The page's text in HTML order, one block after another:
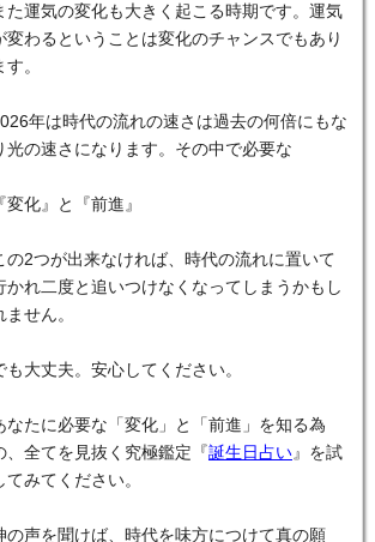
た運気の変化も大きく起こる時期です。運気
変わるということは変化のチャンスでもあり
す。
年は時代の流れの速さは過去の何倍にもな
光の速さになります。その中で必要な
『変化』と『前進』
の2つが出来なければ、時代の流れに置いて
かれ二度と追いつけなくなってしまうかもし
ません。
も大丈夫。安心してください。
なたに必要な「変化」と「前進」を知る為
、全てを見抜く究極鑑定『誕生日占い 』を試
てみてください。
の声を聞けば、時代を味方につけて真の願